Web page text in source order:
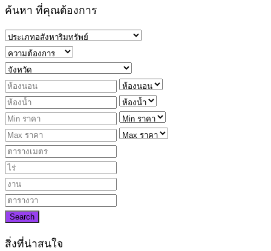
ค้นหา ที่คุณต้องการ
Search
สิ่งที่น่าสนใจ